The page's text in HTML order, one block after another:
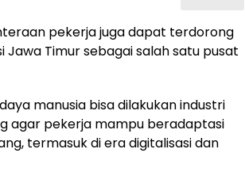
pekerja juga dapat terdorong
Timur sebagai salah satu pusat
manusia bisa dilakukan industri
agar pekerja mampu beradaptasi
termasuk di era digitalisasi dan